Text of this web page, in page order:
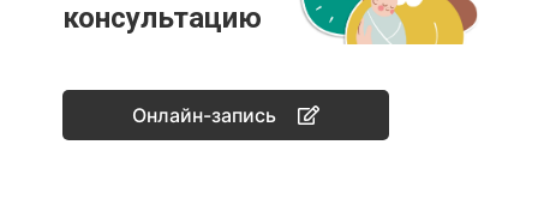
консультацию
Онлайн-запись